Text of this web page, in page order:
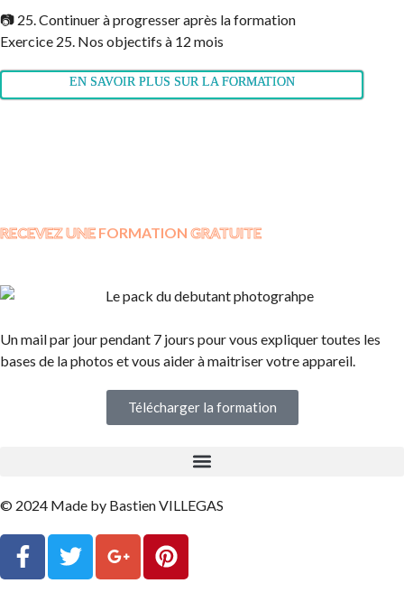
📷 25. Continuer à progresser après la formation
Exercice 25. Nos objectifs à 12 mois
EN SAVOIR PLUS SUR LA FORMATION
RECEVEZ UNE FORMATION GRATUITE
Un mail par jour pendant 7 jours pour vous expliquer toutes les
bases de la photos et vous aider à maitriser votre appareil.
Télécharger la formation
© 2024 Made by Bastien VILLEGAS